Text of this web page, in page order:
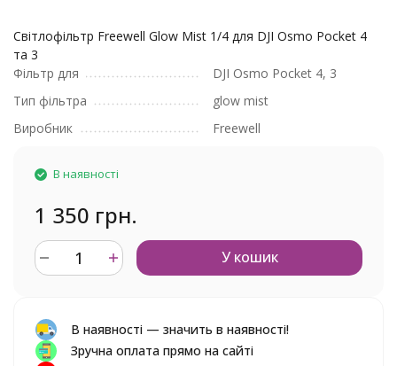
Світлофільтр Freewell Glow Mist 1/4 для DJI Osmo Pocket 4
та 3
Фільтр для
DJI Osmo Pocket 4, 3
Тип фільтра
glow mist
Виробник
Freewell
В наявності
1 350 грн.
У кошик
В наявності — значить в наявності!
Зручна оплата прямо на сайті